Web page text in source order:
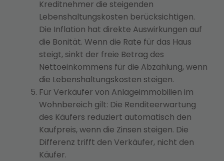
Kreditnehmer die steigenden
Lebenshaltungskosten berücksichtigen.
Die Inflation hat direkte Auswirkungen auf
die Bonität. Wenn die Rate für das Haus
steigt, sinkt der freie Betrag des
Nettoeinkommens für die Abzahlung, wenn
die Lebenshaltungskosten steigen.
Für Verkäufer von Anlageimmobilien im
Wohnbereich gilt: Die Renditeerwartung
des Käufers reduziert automatisch den
Kaufpreis, wenn die Zinsen steigen. Die
Differenz trifft den Verkäufer, nicht den
Käufer.